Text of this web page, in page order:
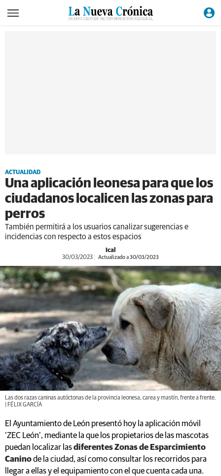
ACTUALIDAD
Una aplicación leonesa para que los
ciudadanos localicen las zonas para
perros
También permitirá a los usuarios canalizar sugerencias e
incidencias con respecto a estos espacios
Ical
30/03/2023 Actualizado a 30/03/2023
Las dos razas caninas autóctonas de la provincia leonesa, carea y mastín, frente a frente.
| FÉLIX GARCÍA
El Ayuntamiento de León presentó hoy la aplicación móvil
‘ZEC León’, mediante la que los propietarios de las mascotas
puedan localizar lasdiferentes Zonas de Esparcimiento
Caninode la ciudad, así como consultar los recorridos para
llegar a ellas y el equipamiento con el que cuenta cada una.